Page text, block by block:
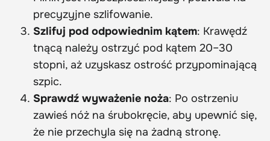
precyzyjne szlifowanie.
Szlifuj pod odpowiednim kątem: Krawędź
tnącą należy ostrzyć pod kątem 20–30
stopni, aż uzyskasz ostrość przypominającą
szpic.
Sprawdź wyważenie noża: Po ostrzeniu
zawieś nóż na śrubokręcie, aby upewnić się,
że nie przechyla się na żadną stronę.